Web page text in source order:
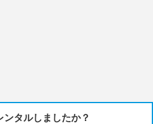
タルしましたか？